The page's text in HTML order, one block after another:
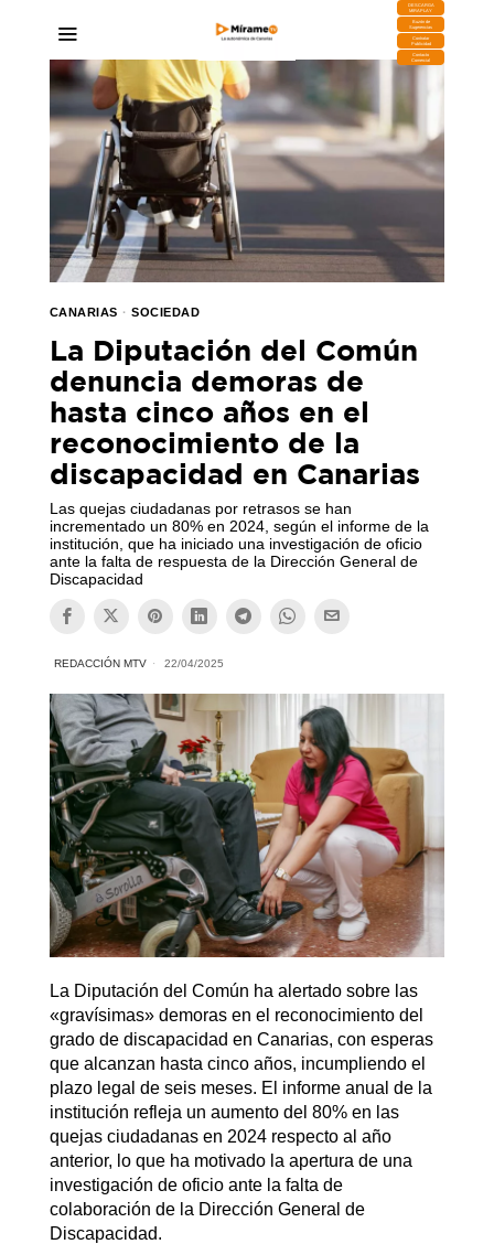
DESCARGA
MIRAPLAY
Buzón de
Sugerencias
Contratar
Publicidad
Contacto
Comercial
CANARIAS · SOCIEDAD
La Diputación del Común
denuncia demoras de
hasta cinco años en el
reconocimiento de la
discapacidad en Canarias
Las quejas ciudadanas por retrasos se han
incrementado un 80% en 2024, según el informe de la
institución, que ha iniciado una investigación de oficio
ante la falta de respuesta de la Dirección General de
Discapacidad​
REDACCIÓN MTV 22/04/2025
La Diputación del Común ha alertado sobre las
«gravísimas» demoras en el reconocimiento del
grado de discapacidad en Canarias, con esperas
que alcanzan hasta cinco años, incumpliendo el
plazo legal de seis meses. El informe anual de la
institución refleja un aumento del 80% en las
quejas ciudadanas en 2024 respecto al año
anterior, lo que ha motivado la apertura de una
investigación de oficio ante la falta de
colaboración de la Dirección General de
Discapacidad.​